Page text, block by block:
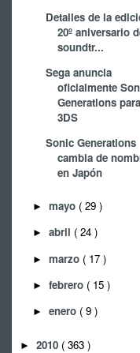
Detalles de la
20º aniversario
soundtr...
Sega anuncia
oficialmente
Generations para
3DS
Sonic Generations
cambia de
en Japón
► mayo ( 29 )
► abril ( 24 )
► marzo ( 17 )
► febrero ( 15 )
► enero ( 9 )
► 2010 ( 363 )